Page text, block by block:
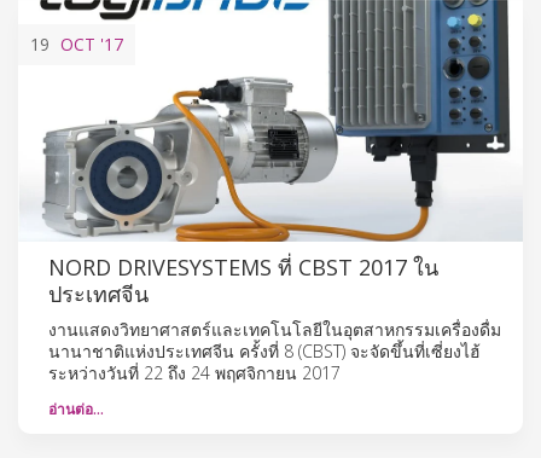
19 OCT '17
NORD DRIVESYSTEMS ที่ CBST 2017 ใน
ประเทศจีน
งานแสดงวิทยาศาสตร์และเทคโนโลยีในอุตสาหกรรมเครื่องดื่ม
นานาชาติแห่งประเทศจีน ครั้งที่ 8 (CBST) จะจัดขึ้นที่เซี่ยงไฮ้
ระหว่างวันที่ 22 ถึง 24 พฤศจิกายน 2017
อ่านต่อ…